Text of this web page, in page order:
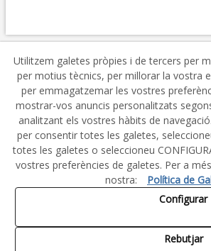
© 08/2026 Consell Comarcal de
reservats.
Política de Privacitat
Política de Cookies
Avís Legal
Utilitzem galetes pròpies i de tercers per
per motius tècnics, per millorar la vostra
per emmagatzemar les vostres
mostrar-vos anuncis personalitzats
analitzant els vostres hàbits de
per consentir totes les galetes,
totes les galetes o seleccioneu
vostres preferències de galetes. Per a
nostra:
Política de
Configurar
Rebutjar